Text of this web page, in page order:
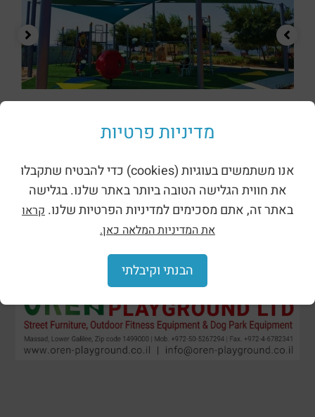
מדיניות פרטיות
אנו משתמשים בעוגיות (cookies) כדי להבטיח שתקבלו
את חווית הגלישה הטובה ביותר באתר שלנו. בגלישה
באתר זה, אתם מסכימים למדיניות הפרטיות שלנו. קראו
את המדיניות המלאה כאן.
הבנתי וקיבלתי